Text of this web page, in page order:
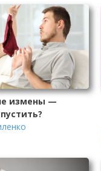
измены —